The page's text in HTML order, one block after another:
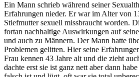
Ein Mann schrieb während seiner
Erfahrungen nieder. Er war im Alter von
Stiefmutter sexuell missbraucht worden.
fortan nachhaltige Auswirkungen auf
und auch zu Männern. Der Mann hatte
Problemen gelitten. Hier seine
Frau kennen 43 Jahre alt und die zieht
dachte erst sie ist ganz nett aber dann